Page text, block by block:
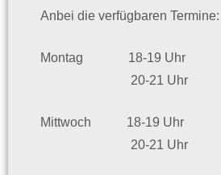
Anbei die verfügbaren Termine:
Montag 18-19
20-21 Uhr 2
Mittwoch 18-19
20-21 Uhr